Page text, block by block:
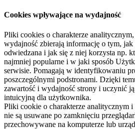
Cookies wpływające na wydajność
Pliki cookies o charakterze
wydajność zbierają informację o tym, jak
odwiedzana i jak się z niej korzysta np.
najmniej popularne i w jaki sposób
serwisie. Pomagają w identyfikowaniu
poszczególnymi podstronami. Dzięki
zawartość i wydajność strony i uczynić
intuicyjną dla użytkownika.
Pliki cookie o charakterze analitycznym
nie są usuwane po zamknięciu
przechowywane na komputerze lub